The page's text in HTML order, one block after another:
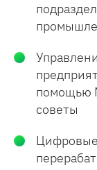
помощью
советы